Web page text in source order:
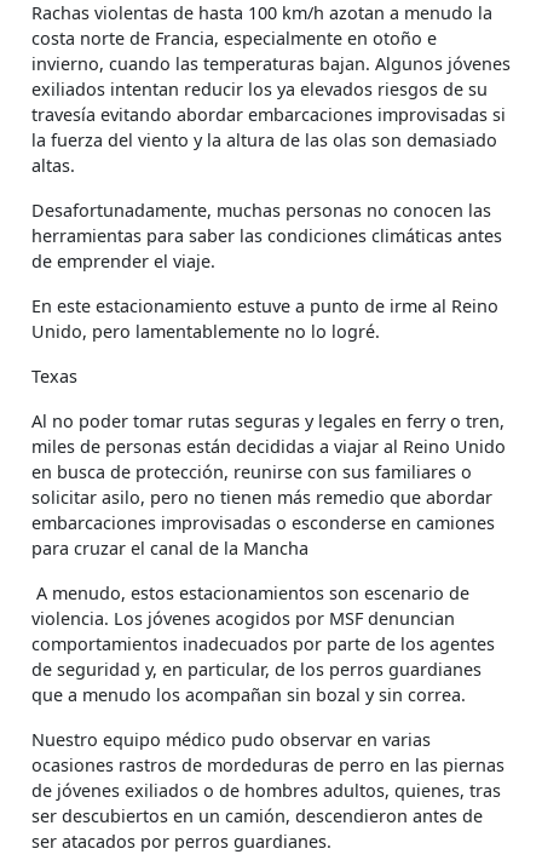
Rachas violentas de hasta 100 km/h azotan a menudo la
costa norte de Francia, especialmente en otoño e
invierno, cuando las temperaturas bajan. Algunos jóvenes
exiliados intentan reducir los ya elevados riesgos de su
travesía evitando abordar embarcaciones improvisadas si
la fuerza del viento y la altura de las olas son demasiado
altas.
Desafortunadamente, muchas personas no conocen las
herramientas para saber las condiciones climáticas antes
de emprender el viaje.
En este estacionamiento estuve a punto de irme al Reino
Unido, pero lamentablemente no lo logré.
Texas
Al no poder tomar rutas seguras y legales en ferry o tren,
miles de personas están decididas a viajar al Reino Unido
en busca de protección, reunirse con sus familiares o
solicitar asilo, pero no tienen más remedio que abordar
embarcaciones improvisadas o esconderse en camiones
para cruzar el canal de la Mancha
A menudo, estos estacionamientos son escenario de
violencia. Los jóvenes acogidos por MSF denuncian
comportamientos inadecuados por parte de los agentes
de seguridad y, en particular, de los perros guardianes
que a menudo los acompañan sin bozal y sin correa.
Nuestro equipo médico pudo observar en varias
ocasiones rastros de mordeduras de perro en las piernas
de jóvenes exiliados o de hombres adultos, quienes, tras
ser descubiertos en un camión, descendieron antes de
ser atacados por perros guardianes.